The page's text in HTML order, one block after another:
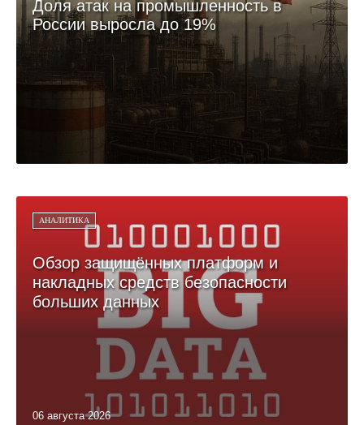
Доля атак на промышленность в
России выросла до 19%
АНАЛИТИКА
Обзор защищённых платформ и
накладных средств безопасности
больших данных
06 августа 2026